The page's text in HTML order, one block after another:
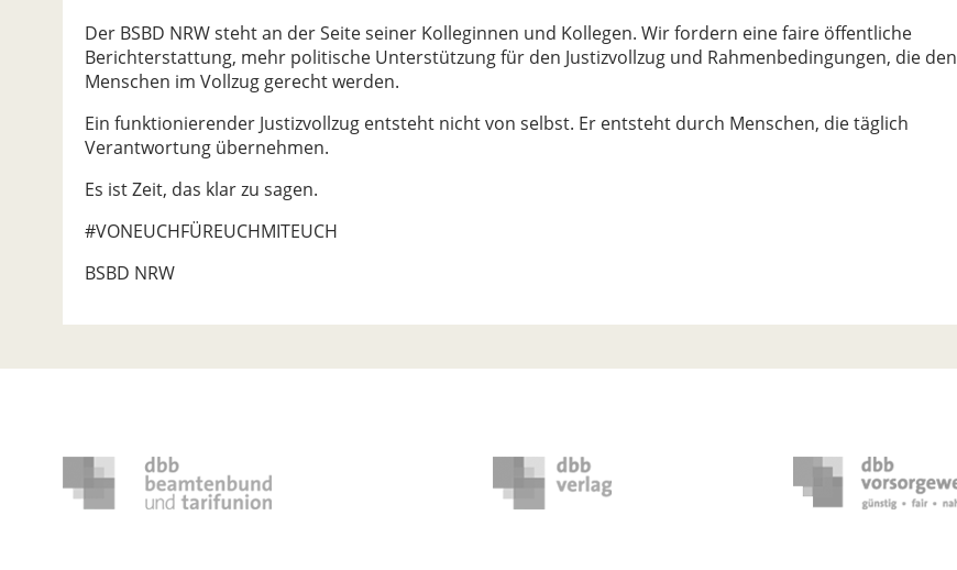
Der BSBD NRW steht an der Seite seiner Kolleginnen und Kollegen. Wir fordern eine faire öffentliche
Berichterstattung, mehr politische Unterstützung für den Justizvollzug und Rahmenbedingungen, die den
Menschen im Vollzug gerecht werden.
Ein funktionierender Justizvollzug entsteht nicht von selbst. Er entsteht durch Menschen, die täglich
Verantwortung übernehmen.
Es ist Zeit, das klar zu sagen.
#VONEUCHFÜREUCHMITEUCH
BSBD NRW